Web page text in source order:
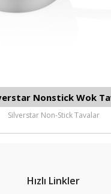
Nonstick Wok
Silverstar Non-Stick Tavalar
Hızlı Linkler